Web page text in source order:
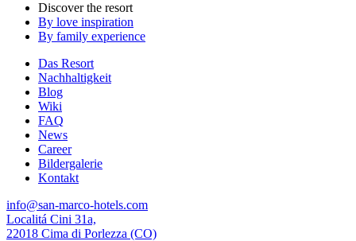
Discover the resort
By love inspiration
By family experience
Das Resort
Nachhaltigkeit
Blog
Wiki
FAQ
News
Career
Bildergalerie
Kontakt
info@san-marco-hotels.com
Localitá Cini 31a,
22018 Cima di Porlezza (CO)